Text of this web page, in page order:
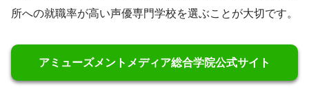
所への就職率が高い声優専門学校を選ぶことが大切です。
アミューズメントメディア総合学院公式サイト